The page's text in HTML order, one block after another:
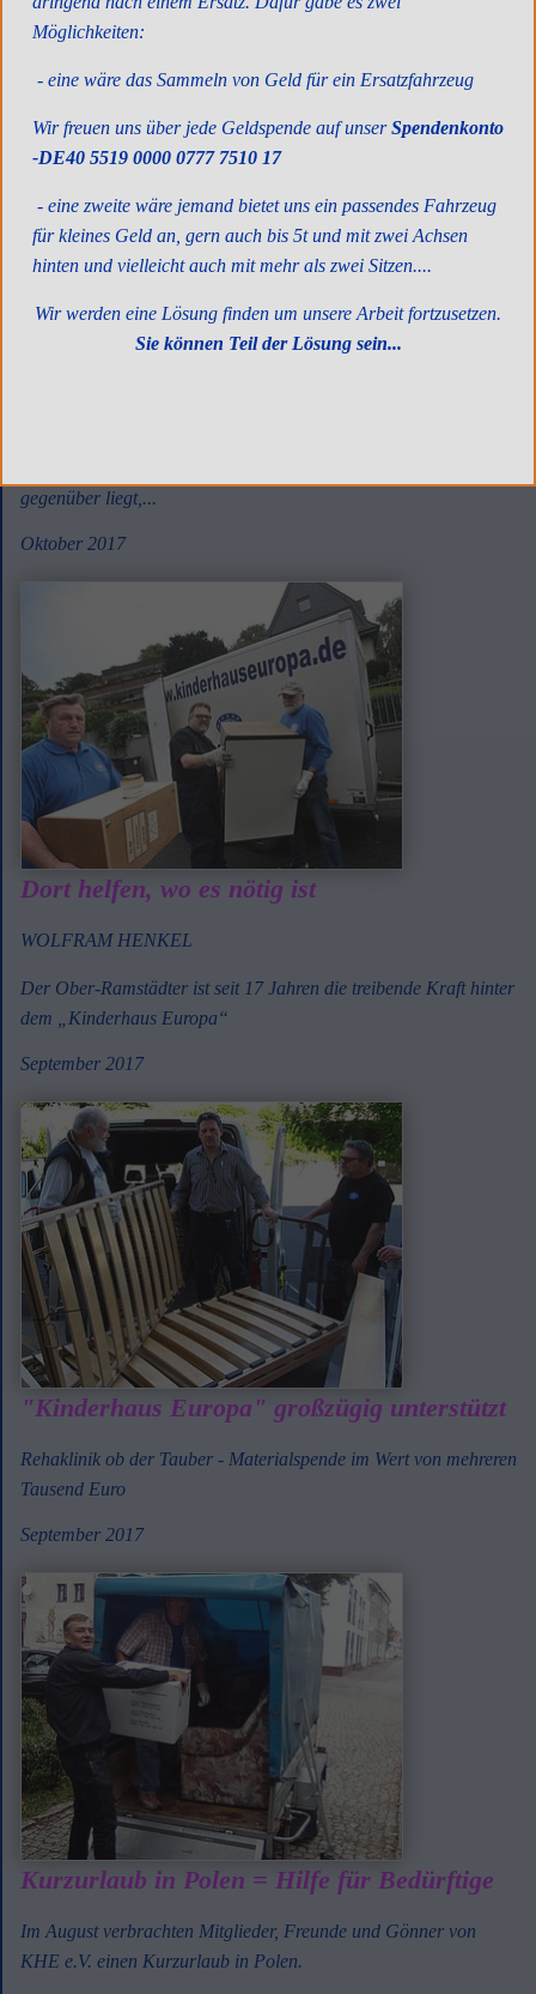
Möglichkeiten:
- eine wäre das Sammeln von Geld für ein Ersatzfahrzeug
Wir freuen uns über jede Geldspende auf unserSpendenkonto
-DE40 5519 0000 0777 7510 17
- eine zweite wäre jemand bietet uns ein passendes Fahrzeug
für kleines Geld an, gern auch bis 5t und mit zwei Achsen
hinten und vielleicht auch mit mehr als zwei Sitzen....
Wir werden eine Lösung finden um unsere Arbeit fortzusetzen.
Sie können Teil der Lösung sein...
Oktober 2017
Neu restaurierte (Jugend-)Herberge erhält
gegenüber liegt,...
Oktober 2017
Dort helfen, wo es nötig ist
WOLFRAM HENKEL
Der Ober-Ramstädter ist seit 17 Jahren die treibende Kraft hinter
dem „Kinderhaus Europa“
September 2017
"Kinderhaus Europa" großzügig unterstützt
Rehaklinik ob der Tauber - Materialspende im Wert von mehreren
Tausend Euro
September 2017
Kurzurlaub in Polen = Hilfe für Bedürftige
Im August verbrachten Mitglieder, Freunde und Gönner von
KHE e.V. einen Kurzurlaub in Polen.